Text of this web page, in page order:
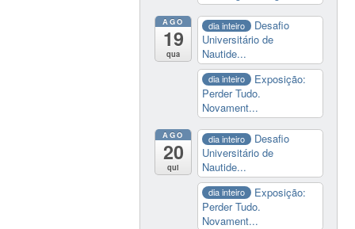
AGO
19
qua
dia inteiro
Desafio
Universitário de
Nautide...
dia inteiro
Exposição:
Perder Tudo.
Novament...
AGO
20
qui
dia inteiro
Desafio
Universitário de
Nautide...
dia inteiro
Exposição:
Perder Tudo.
Novament...